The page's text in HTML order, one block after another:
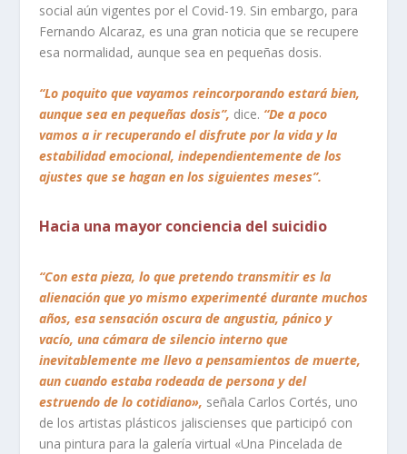
social aún vigentes por el Covid-19. Sin embargo, para
Fernando Alcaraz, es una gran noticia que se recupere
esa normalidad, aunque sea en pequeñas dosis.
“Lo poquito que vayamos reincorporando estará bien,
aunque sea en pequeñas dosis”, dice. “De a poco
vamos a ir recuperando el disfrute por la vida y la
estabilidad emocional, independientemente de los
ajustes que se hagan en los siguientes meses”.
Hacia una mayor conciencia del suicidio
“Con esta pieza, lo que pretendo transmitir es la
alienación que yo mismo experimenté durante muchos
años, esa sensación oscura de angustia, pánico y
vacío, una cámara de silencio interno que
inevitablemente me llevo a pensamientos de muerte,
aun cuando estaba rodeada de persona y del
estruendo de lo cotidiano», señala Carlos Cortés, uno
de los artistas plásticos jaliscienses que participó con
una pintura para la galería virtual «Una Pincelada de